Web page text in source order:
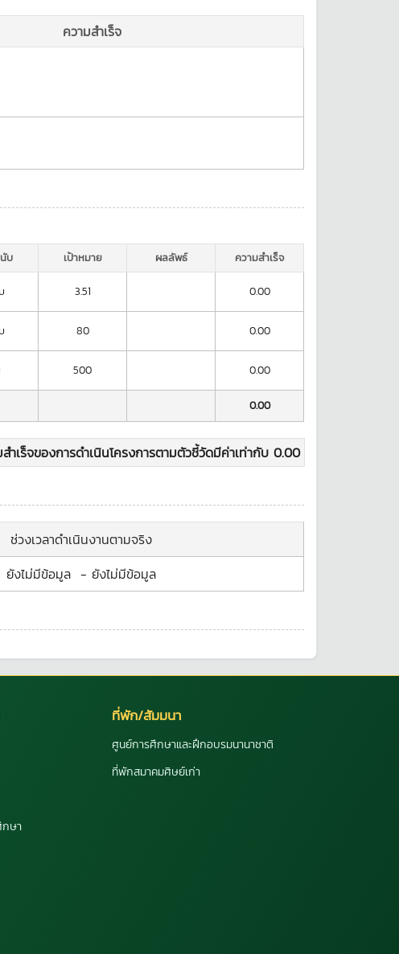
ความสำเร็จ
บ เป้าหมาย ผลลัพธ์
ความสำเร็จ
3.51 0.00
80 0.00
500 0.00
0.00
ำเร็จของการดำเนินโครงการตามตัวชี้วัดมีค่าเท่ากับ 0.00
ช่วงเวลาดำเนินงานตามจริง
ยังไม่มีข้อมูล - ยังไม่มีข้อมูล
กษา
ที่พัก/สัมมนา
ศูนย์การศึกษาและฝึกอบรมนานาชาติ
ที่พักสมาคมศิษย์เก่า